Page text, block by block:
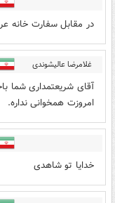
در مقابل سفارت خانه
غلامرضا عالیشوندی
آقای شریعتمداری شما
امروزت همخوانی نداره.
خدايا تو شاهدى